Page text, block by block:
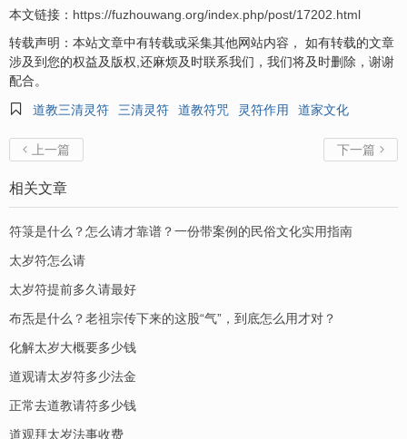
本文链接： https://fuzhouwang.org/index.php/post/17202.html
转载声明：本站文章中有转载或采集其他网站内容， 如有转载的文章
涉及到您的权益及版权,还麻烦及时联系我们，我们将及时删除，谢谢
配合。

道教三清灵符 三清灵符 道教符咒 灵符作用 道家文化
 上一篇 下一篇 
相关文章
符箓是什么？怎么请才靠谱？一份带案例的民俗文化实用指南
太岁符怎么请
太岁符提前多久请最好
布炁是什么？老祖宗传下来的这股“气”，到底怎么用才对？
化解太岁大概要多少钱
道观请太岁符多少法金
正常去道教请符多少钱
道观拜太岁法事收费